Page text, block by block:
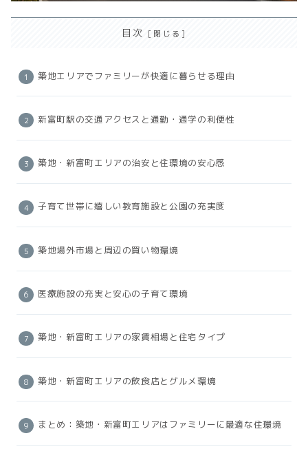
目次
築地エリアでファミリーが快適に暮らせる理由
新富町駅の交通アクセスと通勤・通学の利便性
築地・新富町エリアの治安と住環境の安心感
子育て世帯に嬉しい教育施設と公園の充実度
築地場外市場と周辺の買い物環境
医療施設の充実と安心の子育て環境
築地・新富町エリアの家賃相場と住宅タイプ
築地・新富町エリアの飲食店とグルメ環境
まとめ：築地・新富町エリアはファミリーに最適な住環境